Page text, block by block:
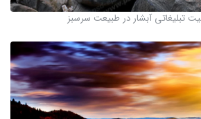
تبلیغاتی آبشار در طبیعت سرسبز